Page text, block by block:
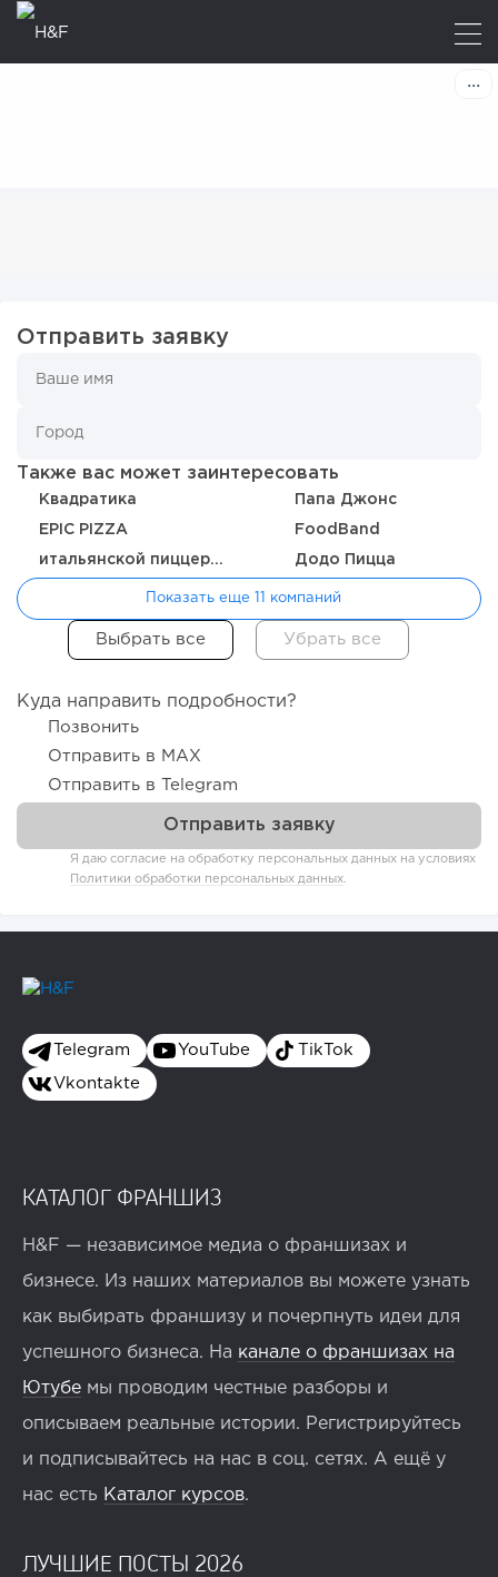
Отправить заявку
Также вас может заинтересовать
Квадратика Папа Джонс
EPIC PIZZA FoodBand
итальянской пиццерии Pizzamore Додо Пицца
Показать еще 11 компаний
Куда направить подробности?
Позвонить
Отправить в MAX
Отправить в Telegram
Я даю согласие на обработку персональных данных на условиях
Политики обработки персональных данных.
Telegram YouTube TikTok
Vkontakte
КАТАЛОГ ФРАНШИЗ
H&F — независимое медиа о франшизах и
бизнесе. Из наших материалов вы можете узнать
как выбирать франшизу и почерпнуть идеи для
успешного бизнеса. На канале о франшизах на
Ютубе мы проводим честные разборы и
описываем реальные истории. Регистрируйтесь
и подписывайтесь на нас в соц. сетях. А ещё у
нас есть Каталог курсов.
ЛУЧШИЕ ПОСТЫ 2026